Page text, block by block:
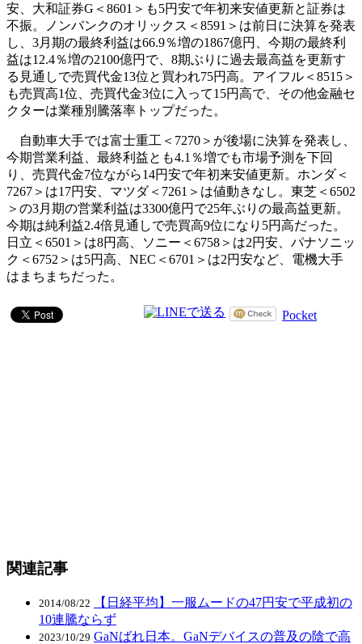
安、大和証券G＜8601＞も5円安で年初来安値更新と証券は
不振。ノンバンクのオリックス＜8591＞は前日に決算を発表
し、3月期の最終利益は66.9％増の1867億円、今期の最終利
益は12.4％増の2100億円で、8期ぶりに過去最高益を更新す
る見通しで売買代金13位と買われ75円高。アイフル＜8515＞
も売買高1位、売買代金3位に入って15円高で、その他金融セ
クターは業種別騰落率トップだった。
自動車大手では富士重工＜7270＞が後場に決算を発表し、
今期営業利益、最終利益とも4.1％増でも市場予測を下回
り、売買代金7位ながら14円安で年初来安値更新。ホンダ＜
7267＞は17円安、マツダ＜7261＞は値動きなし。東芝＜6502
＞の3月期の営業利益は3300億円で25年ぶりの最高益更新。
今期は純利益2.4倍見通しで売買高9位になり5円高だった。
日立＜6501＞は8円高、ソニー＜6758＞は2円安、パナソニッ
ク＜6752＞は5円高、NEC＜6701＞は2円安など、電機大手
はまちまちだった。
Pocket
関連記事
2014/08/22
【日経平均】一服ムードの47円安で平成初の
10連騰ならず
2023/10/29 GaNばれ日本。GaNデバイスの普及の陰で高